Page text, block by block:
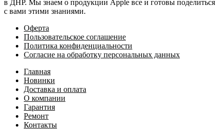
в ДНР. Мы знаем о продукции Apple все и готовы поделиться
с вами этими знаниями.
Оферта
Пользовательское соглашение
Политика конфиденциальности
Согласие на обработку персональных данных
Главная
Новинки
Доставка и оплата
О компании
Гарантия
Ремонт
Контакты